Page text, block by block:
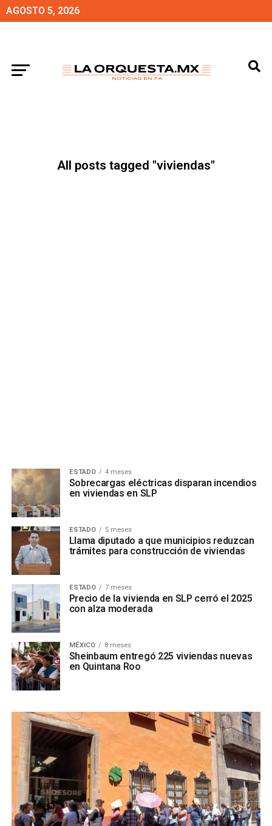
AGOSTO 5, 2026
All posts tagged "viviendas"
ESTADO 4 meses
Sobrecargas eléctricas disparan incendios
en viviendas en SLP
ESTADO 5 meses
Llama diputado a que municipios reduzcan
trámites para construcción de viviendas
ESTADO 7 meses
Precio de la vivienda en SLP cerró el 2025
con alza moderada
MÉXICO 8 meses
Sheinbaum entregó 225 viviendas nuevas
en Quintana Roo